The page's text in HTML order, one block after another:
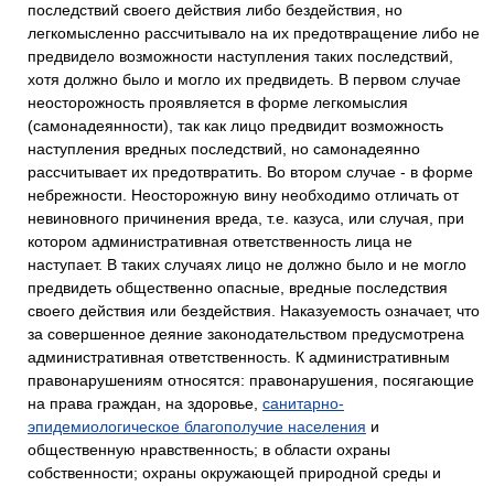
последствий своего действия либо бездействия, но
легкомысленно рассчитывало на их предотвращение либо не
предвидело возможности наступления таких последствий,
хотя должно было и могло их предвидеть. В первом случае
неосторожность проявляется в форме легкомыслия
(самонадеянности), так как лицо предвидит возможность
наступления вредных последствий, но самонадеянно
рассчитывает их предотвратить. Во втором случае - в форме
небрежности. Неосторожную вину необходимо отличать от
невиновного причинения вреда, т.е. казуса, или случая, при
котором административная ответственность лица не
наступает. В таких случаях лицо не должно было и не могло
предвидеть общественно опасные, вредные последствия
своего действия или бездействия. Наказуемость означает, что
за совершенное деяние законодательством предусмотрена
административная ответственность. К административным
правонарушениям относятся: правонарушения, посягающие
на права граждан, на здоровье, санитарно-
эпидемиологическое благополучие населения и
общественную нравственность; в области охраны
собственности; охраны окружающей природной среды и